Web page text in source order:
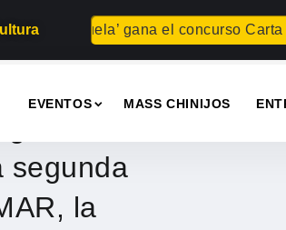
Para abuela’ gana el concurso Carta
EVENTOS MASS CHINIJOS
este
segunda
la